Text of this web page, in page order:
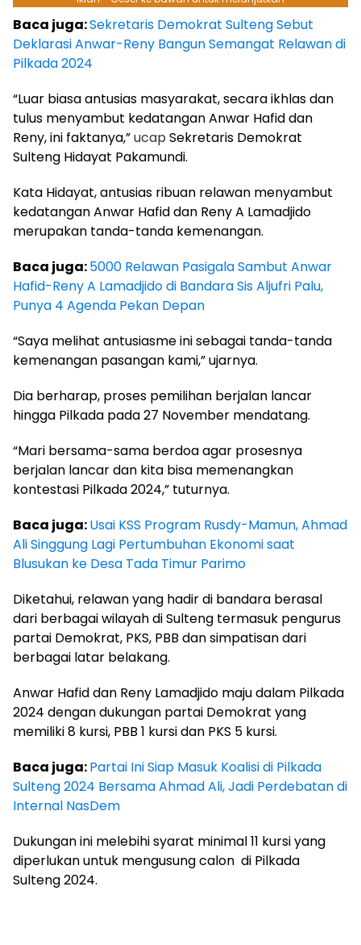
Baca juga:Sekretaris Demokrat Sulteng Sebut
Deklarasi Anwar-Reny Bangun Semangat Relawan di
Pilkada 2024
“Luar biasa antusias masyarakat, secara ikhlas dan
tulus menyambut kedatangan Anwar Hafid dan
Reny, ini faktanya,”ucap Sekretaris Demokrat
Sulteng Hidayat Pakamundi.
Kata Hidayat, antusias ribuan relawan menyambut
kedatangan Anwar Hafid dan Reny A Lamadjido
merupakan tanda-tanda kemenangan.
Baca juga:5000 Relawan Pasigala Sambut Anwar
Hafid-Reny A Lamadjido di Bandara Sis Aljufri Palu,
Punya 4 Agenda Pekan Depan
“Saya melihat antusiasme ini sebagai tanda-tanda
kemenangan pasangan kami,” ujarnya.
Dia berharap, proses pemilihan berjalan lancar
hingga Pilkada pada 27 November mendatang.
“Mari bersama-sama berdoa agar prosesnya
berjalan lancar dan kita bisa memenangkan
kontestasi Pilkada 2024,” tuturnya.
Baca juga:Usai KSS Program Rusdy-Mamun, Ahmad
Ali Singgung Lagi Pertumbuhan Ekonomi saat
Blusukan ke Desa Tada Timur Parimo
Diketahui, relawan yang hadir di bandara berasal
dari berbagai wilayah di Sulteng termasuk pengurus
partai Demokrat, PKS, PBB dan simpatisan dari
berbagai latar belakang.
Anwar Hafid dan Reny Lamadjido maju dalam Pilkada
2024 dengan dukungan partai Demokrat yang
memiliki 8 kursi, PBB 1 kursi dan PKS 5 kursi.
Baca juga:Partai Ini Siap Masuk Koalisi di Pilkada
Sulteng 2024 Bersama Ahmad Ali, Jadi Perdebatan di
Internal NasDem
Dukungan ini melebihi syarat minimal 11 kursi yang
diperlukan untuk mengusung calon di Pilkada
Sulteng 2024.